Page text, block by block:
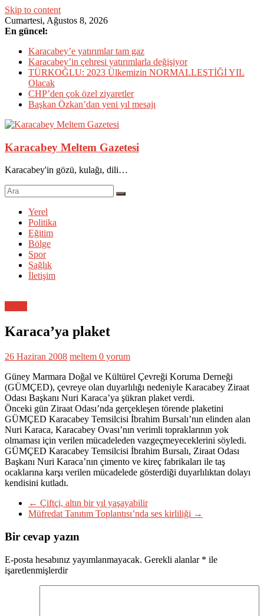
Skip to content
Cumartesi, Ağustos 8, 2026
En güncel:
Karacabey’e yatırımlar tam gaz
Karacabey’in çehresi yatırımlarla değişiyor
TÜRKOĞLU: 2023 Ülkemizin NORMALLEŞTİĞİ YIL
Olacak
CHP’den çok özel ziyaretler
Başkan Özkan’dan yeni yıl mesajı
Karacabey Meltem Gazetesi
Karacabey'in gözü, kulağı, dili…
Yerel
Politika
Eğitim
Bölge
Spor
Sağlık
İletişim
Karaca’ya plaket
26 Haziran 2008 meltem 0 yorum
Güney Marmara Doğal ve Kültürel Çevreği Koruma Derneği
(GÜMÇED), çevreye olan duyarlılığı nedeniyle Karacabey Ziraat
Odası Başkanı Nuri Karaca’ya şükran plaket verdi.
Önceki gün Ziraat Odası’nda gerçekleşen törende plaketini
GÜMÇED Karacabey Temsilcisi İbrahim Bursalı’nın elinden alan
Nuri Karaca, Karacabey Ovası’nın verimli topraklarının yok
olmaması için verilen mücadeleden vazgeçmeyeceklerini söyledi.
GÜMÇED Karacabey Temsilcisi İbrahim Bursalı, Ziraat Odası
Başkanı Nuri Karaca’nın çimento ve kireç fabrikaları ile taş
ocaklarına karşı verilen mücadelede gösterdiği duyarlılıktan dolayı
kendisini kutladı.
← Çiftçi, altın bir yıl yaşayabilir
Müfredat Tanıtım Toplantısı’nda ses kirliliği →
Bir cevap yazın
E-posta hesabınız yayımlanmayacak. Gerekli alanlar * ile
işaretlenmişlerdir